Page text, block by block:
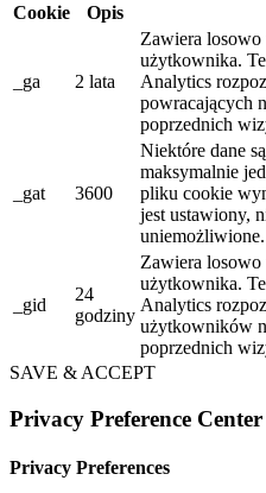
Cookie
Opis
_ga 2 lata
Zawiera
użytkownika.
Analytics
powracających
poprzednich
_gat 3600
Niektóre dane
maksymalnie
pliku cookie
jest ustawiony,
uniemożliwione.
_gid
24
godziny
Zawiera
użytkownika.
Analytics
użytkowników
poprzednich
SAVE & ACCEPT
Privacy Preference Center
Privacy Preferences